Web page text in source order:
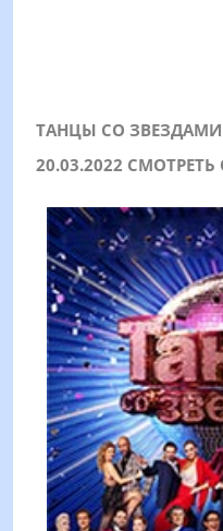
ТАНЦЫ СО
20.03.2022